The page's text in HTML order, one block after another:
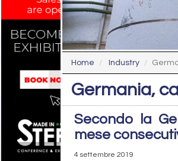
Home Industry
Germania,
Secondo la
mese
4 settembre 2019